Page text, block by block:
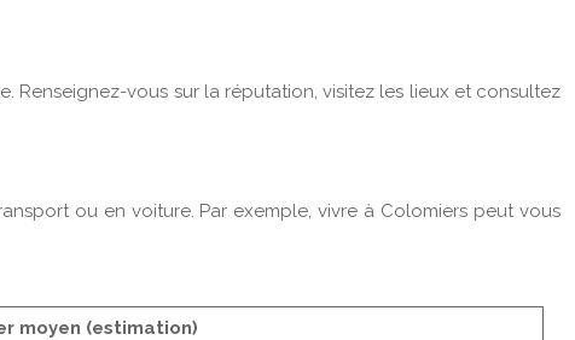
Renseignez-vous sur la réputation, visitez les lieux et consultez
ou en voiture. Par exemple, vivre à Colomiers peut vous
moyen (estimation)